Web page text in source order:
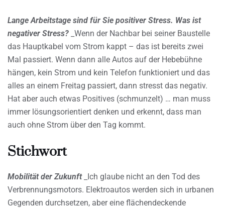
Lange Arbeitstage sind für Sie positiver Stress. Was ist
negativer Stress? _Wenn der Nachbar bei seiner Baustelle
das Hauptkabel vom Strom kappt – das ist bereits zwei
Mal passiert. Wenn dann alle Autos auf der Hebebühne
hängen, kein Strom und kein Telefon funktioniert und das
alles an einem Freitag passiert, dann stresst das negativ.
Hat aber auch etwas Positives (schmunzelt) … man muss
immer lösungsorientiert denken und erkennt, dass man
auch ohne Strom über den Tag kommt.
Stichwort
Mobilität der Zukunft_Ich glaube nicht an den Tod des
Verbrennungsmotors. Elektroautos werden sich in urbanen
Gegenden durchsetzen, aber eine flächendeckende